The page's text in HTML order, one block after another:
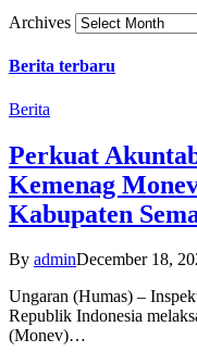
Archives
Berita terbaru
Berita
Perkuat
Kemenag
Kabupaten
By adminDecember 18,
Ungaran (Humas) –
Republik Indonesia
(Monev)…